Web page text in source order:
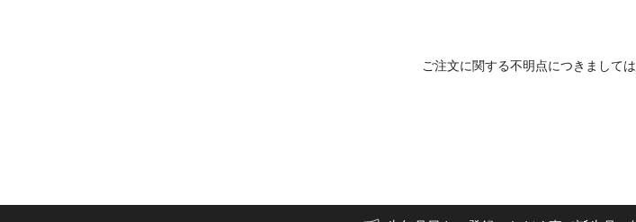
ご注文に関する不明点につきましては